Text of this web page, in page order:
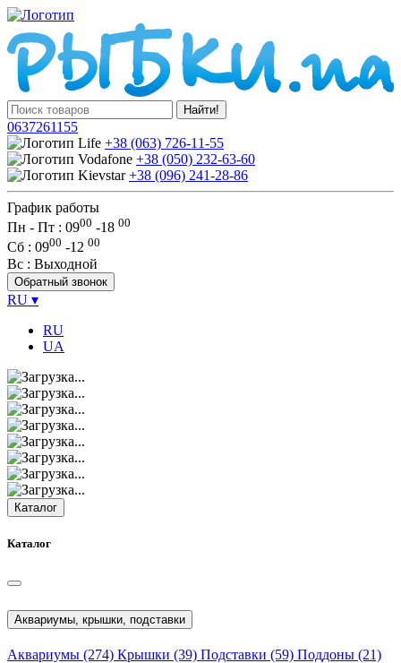
Найти!
0637261155
+38 (063) 726-11-55
+38 (050) 232-63-60
+38 (096) 241-28-86
График работы
Пн - Пт : 0900 -18 00
Сб : 0900 -12 00
Вс : Выходной
Обратный звонок
RU ▾
RU
UA
Каталог
Каталог
Аквариумы, крышки, подставки
Аквариумы (274) Крышки (39) Подставки (59) Поддоны (21)